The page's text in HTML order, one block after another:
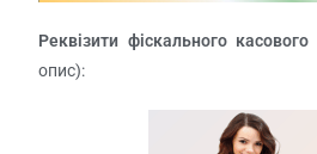
Реквізити фіскального
опис):